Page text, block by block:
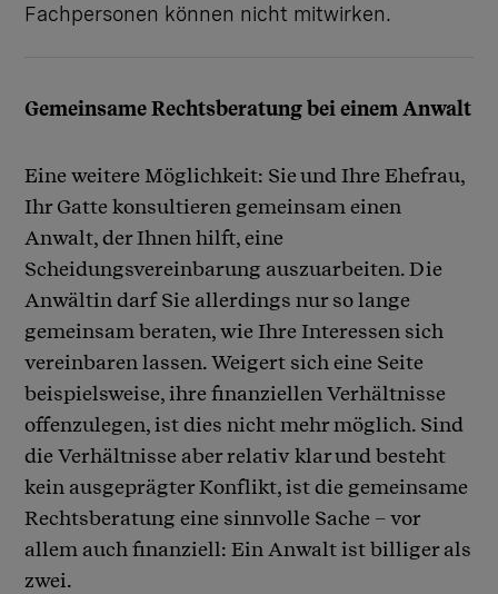
Fachpersonen können nicht mitwirken.
Gemeinsame Rechtsberatung bei einem Anwalt
Eine weitere Möglichkeit: Sie und Ihre Ehefrau,
Ihr Gatte konsultieren gemeinsam einen
Anwalt, der Ihnen hilft, eine
Scheidungsvereinbarung auszuarbeiten. Die
Anwältin darf Sie allerdings nur so lange
gemeinsam beraten, wie Ihre Interessen sich
vereinbaren lassen. Weigert sich eine Seite
beispielsweise, ihre finanziellen Verhältnisse
offenzulegen, ist dies nicht mehr möglich. Sind
die Verhältnisse aber relativ klar und besteht
kein ausgeprägter Konflikt, ist die gemeinsame
Rechtsberatung eine sinnvolle Sache – vor
allem auch finanziell: Ein Anwalt ist billiger als
zwei.